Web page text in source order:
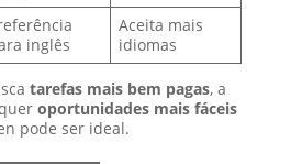
inglês
Aceita mais
idiomas
tarefas mais bem pagas, a
oportunidades mais fáceis
pode ser ideal.